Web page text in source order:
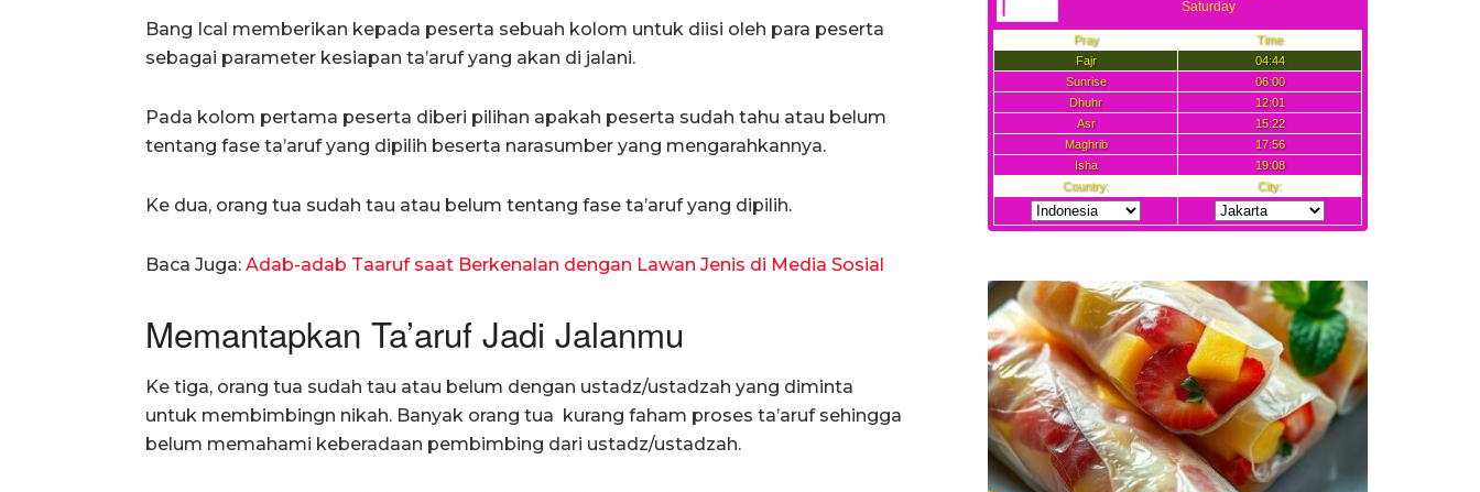
Bang Ical memberikan kepada peserta sebuah kolom untuk diisi oleh para peserta
sebagai parameter kesiapan ta’aruf yang akan di jalani.
Pada kolom pertama peserta diberi pilihan apakah peserta sudah tahu atau belum
tentang fase ta’aruf yang dipilih beserta narasumber yang mengarahkannya.
Ke dua, orang tua sudah tau atau belum tentang fase ta’aruf yang dipilih.
Baca Juga: Adab-adab Taaruf saat Berkenalan dengan Lawan Jenis di Media Sosial
Memantapkan Ta’aruf Jadi Jalanmu
Ke tiga, orang tua sudah tau atau belum dengan ustadz/ustadzah yang diminta
untuk membimbingn nikah. Banyak orang tua kurang faham proses ta’aruf sehingga
belum memahami keberadaan pembimbing dari ustadz/ustadzah.